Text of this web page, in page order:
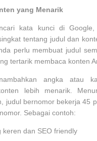
yang Menarik
kata kunci di Google,
tentang judul dan
perlu membuat judul
tertarik membaca konten
angka atau
lebih menarik.
judul bernomor bekerja 45
Sebagai contoh:
keren dan SEO friendly